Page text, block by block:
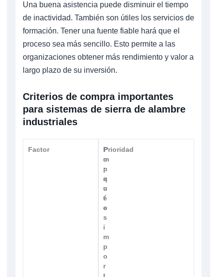
Una buena asistencia puede disminuir el tiempo
de inactividad. También son útiles los servicios de
formación. Tener una fuente fiable hará que el
proceso sea más sencillo. Esto permite a las
organizaciones obtener más rendimiento y valor a
largo plazo de su inversión.
Criterios de compra importantes
para sistemas de sierra de alambre
industriales
Factor
P
o
r
q
u
é
e
s
i
m
p
o
r
I
m
p
a
c
t
o
Prioridad